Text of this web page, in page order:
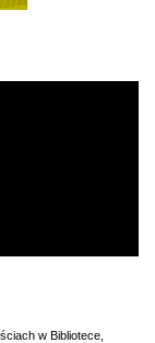
w Bibliotece,